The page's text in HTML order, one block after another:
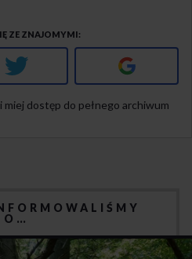
ZE ZNAJOMYMI
Twitter Google+
i miej dostęp do pełnego archiwum
O…